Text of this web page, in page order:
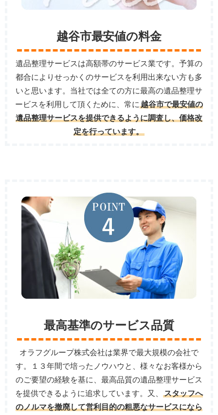
越谷市最安値の料金
遺品整理サービスは高額帯のサービス業です。予算の
都合によりせっかくのサービスを利用出来ない方も多
いと思います。当社では全ての方に最高の遺品整理サ
ービスを利用して頂くために、常に 越谷市で最安値の
遺品整理サービスを提供できるように調査し、価格改
定を行っています。
最高基準のサービス品質
オラフグループ株式会社は業界で最大規模の会社で
す。１３年間で培ったノウハウと、様々なお客様から
のご要望の経験を基に、最高品質の遺品整理サービス
を提供できるように追求しています。又、
スタッフへ
のノルマを撤廃して営利目的の粗悪なサービスになら